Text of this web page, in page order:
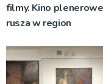
filmy. Kino
rusza w region